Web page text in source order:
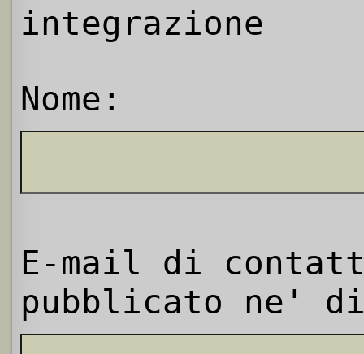
integrazione
Nome:
E-mail di
pubblicato ne'